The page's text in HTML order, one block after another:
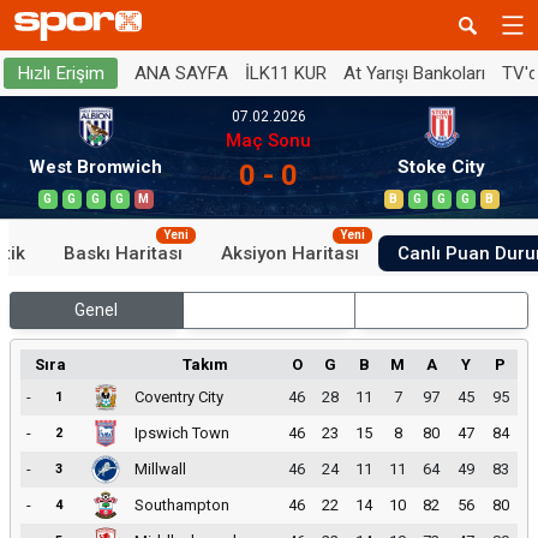
Hızlı Erişim ANA SAYFA İLK11 KUR At Yarışı Bankoları
West Bromwich
G G G G M
07.02.2026
Maç Sonu
0 - 0 Stoke City
B G G G B
Baskı Haritası
Yeni
Aksiyon Haritası
Yeni
Canlı Puan
Genel
Sıra Takım O G B M A Y
P
-
1 Coventry City 46 28 11 7 97 45
95
-
2 Ipswich Town 46 23 15 8 80 47
84
-
3 Millwall 46 24 11 11 64 49
83
-
4 Southampton 46 22 14 10 82 56
80